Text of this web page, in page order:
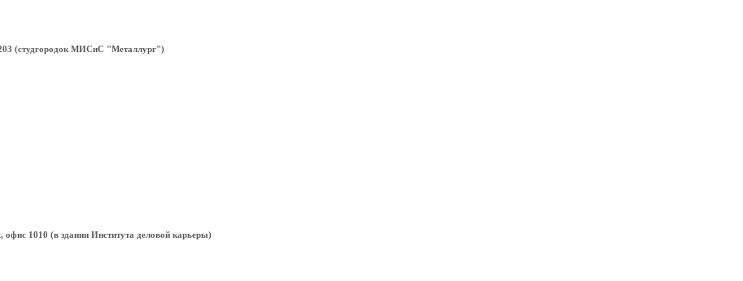
(cтудгородок МИСиС "Металлург")
1010 (в здании Института деловой карьеры)